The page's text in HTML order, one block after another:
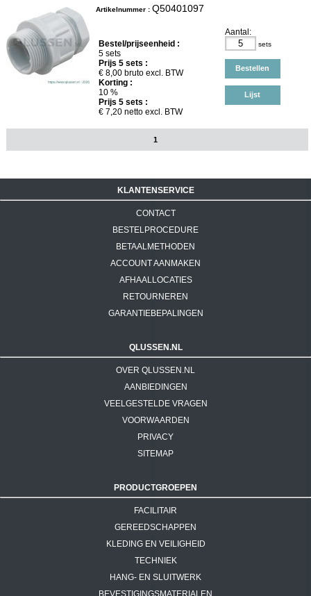
Artikelnummer : Q50401097
Bestel/prijseenheid :
5 sets
Prijs 5sets :
€ 8,00bruto excl. BTW
Korting :
10 %
Prijs 5sets :
€ 7,20netto excl. BTW
Aantal:
sets
Bestellen
Lijst
1
KLANTENSERVICE
CONTACT
BESTELPROCEDURE
BETAALMETHODEN
ACCOUNT AANMAKEN
AFHAALLOCATIES
RETOURNEREN
GARANTIEBEPALINGEN
QLUSSEN.NL
OVER QLUSSEN.NL
AANBIEDINGEN
VEELGESTELDE VRAGEN
VOORWAARDEN
PRIVACY
SITEMAP
PRODUCTGROEPEN
FACILITAIR
GEREEDSCHAPPEN
KLEDING EN VEILIGHEID
TECHNIEK
HANG- EN SLUITWERK